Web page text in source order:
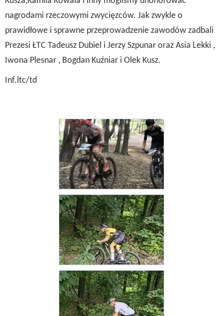
nagrodami rzeczowymi zwycięzców. Jak zwykle o
prawidłowe i sprawne przeprowadzenie zawodów zadbali
Prezesi ŁTC Tadeusz Dubiel i Jerzy Szpunar oraz Asia Lekki ,
Iwona Plesnar , Bogdan Kuźniar i Olek Kusz.
Inf.ltc/td